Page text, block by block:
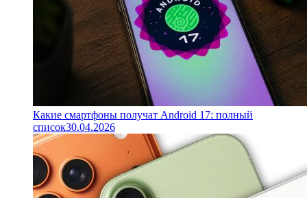
Какие смартфоны получат Android 17: полный
список30.04.2026